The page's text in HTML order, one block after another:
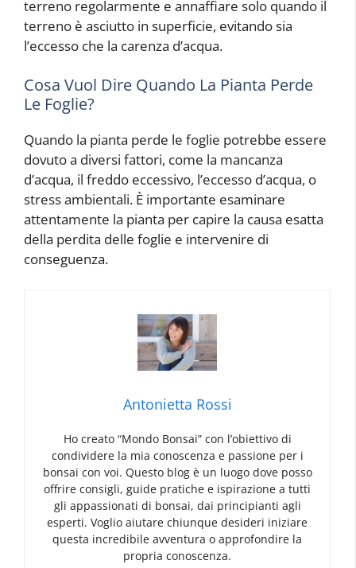
terreno regolarmente e annaffiare solo quando il
terreno è asciutto in superficie, evitando sia
l’eccesso che la carenza d’acqua.
Cosa Vuol Dire Quando La Pianta Perde
Le Foglie?
Quando la pianta perde le foglie potrebbe essere
dovuto a diversi fattori, come la mancanza
d’acqua, il freddo eccessivo, l’eccesso d’acqua, o
stress ambientali. È importante esaminare
attentamente la pianta per capire la causa esatta
della perdita delle foglie e intervenire di
conseguenza.
Antonietta Rossi
Ho creato “Mondo Bonsai” con l’obiettivo di
condividere la mia conoscenza e passione per i
bonsai con voi. Questo blog è un luogo dove posso
offrire consigli, guide pratiche e ispirazione a tutti
gli appassionati di bonsai, dai principianti agli
esperti. Voglio aiutare chiunque desideri iniziare
questa incredibile avventura o approfondire la
propria conoscenza.